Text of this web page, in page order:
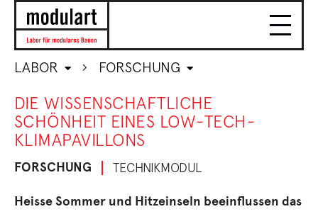
LABOR FORSCHUNG
DIE WISSENSCHAFTLICHE
SCHÖNHEIT EINES LOW-TECH-
KLIMAPAVILLONS
FORSCHUNG TECHNIKMODUL
Heisse Sommer und Hitzeinseln beeinflussen das